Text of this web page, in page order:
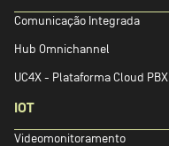
Comunicação Integrada
Hub Omnichannel
UC4X - Plataforma Cloud PBX
IOT
Videomonitoramento